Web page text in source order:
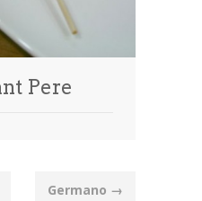
Pere
Germano →